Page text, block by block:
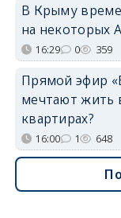
В Крыму
на некоторых
16:29 0 359
Прямой эфир
мечтают жить
квартирах?
16:00 1 648